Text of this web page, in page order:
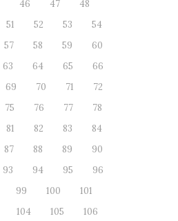
46 47
48
51 52 53
54
57 58 59
60
63 64 65
66
69 70 71
72
75 76 77
78
81 82 83
84
87 88 89
90
93 94 95
96
99 100
101
104 105
106